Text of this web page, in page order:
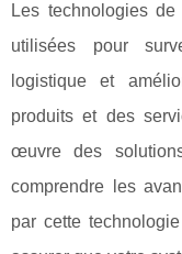
Les technologies
utilisées pour
logistique et
produits et des
œuvre des
comprendre les
par cette